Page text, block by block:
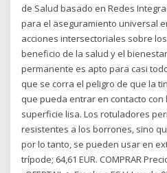
de Salud basado en Redes
para el aseguramiento universal
acciones intersectoriales sobre
beneficio de la salud y el
permanente es apto para casi
que se corra el peligro de que la
que pueda entrar en contacto
superficie lisa. Los rotuladores
resistentes a los borrones, sino
por lo tanto, se pueden usar en
trípode; 64,61 EUR. COMPRAR